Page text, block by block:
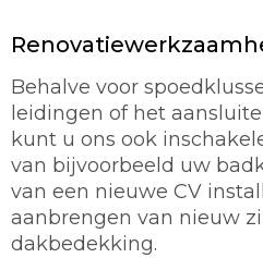
Behalve voor
leidingen of het
kunt u ons ook
van bijvoorbeeld uw
van een nieuwe CV
aanbrengen van nieuw
dakbedekking.